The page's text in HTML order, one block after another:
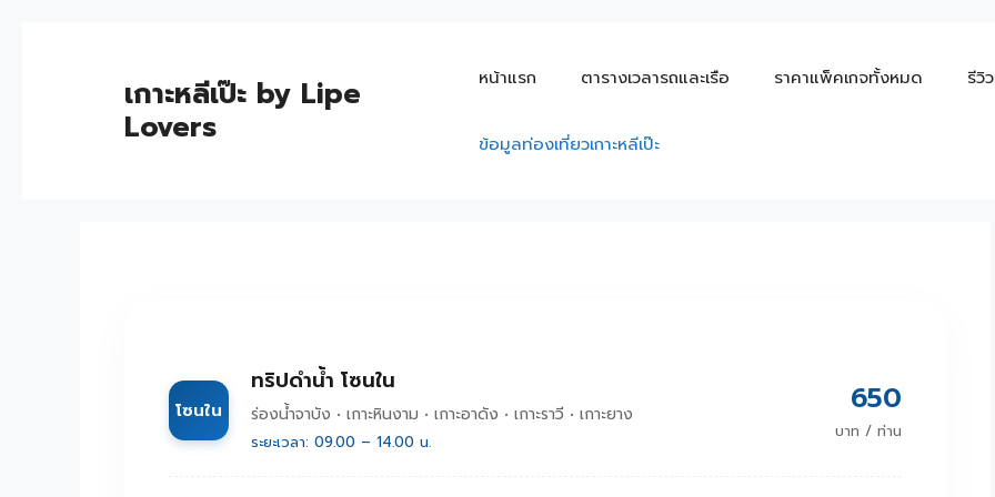
เกาะหลีเป๊ะ by Lipe
Lovers
หน้าแรก ตารางเวลารถและเรือ ราคาแพ็คเกจทั้งหมด รีวิ
ข้อมูลท่องเที่ยวเกาะหลีเป๊ะ
โซนใน
ทริปดำน้ำ โซนใน
ร่องน้ำจาบัง • เกาะหินงาม • เกาะอาดัง • เกาะราวี • เกาะยาง
ระยะเวลา: 09.00 – 14.00 น.
650
บาท / ท่าน